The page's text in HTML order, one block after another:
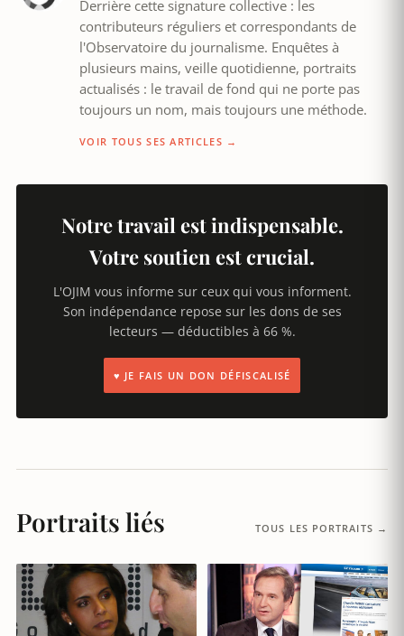
Derrière cette signature collective : les
contributeurs réguliers et correspondants de
l'Observatoire du journalisme. Enquêtes à
plusieurs mains, veille quotidienne, portraits
actualisés : le travail de fond qui ne porte pas
toujours un nom, mais toujours une méthode.
VOIR TOUS SES ARTICLES →
Notre travail est indispensable.
Votre soutien est crucial.
L'OJIM vous informe sur ceux qui vous informent.
Son indépendance repose sur les dons de ses
lecteurs — déductibles à 66 %.
♥ JE FAIS UN DON DÉFISCALISÉ
Portraits liés TOUS LES PORTRAITS →